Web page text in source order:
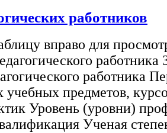
работников
вправо для
работника
работника
учебных предметов,
Уровень (уровни)
Ученая